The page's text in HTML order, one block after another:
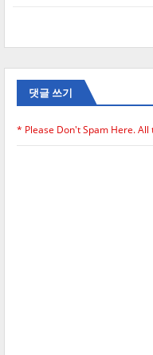
댓글 쓰기
* Please Don't Spam Here.